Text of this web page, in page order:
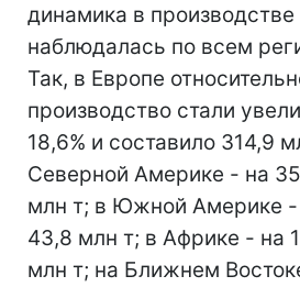
динамика в производстве
наблюдалась по всем
Так, в Европе
производство стали
18,6% и составило 314,9
Северной Америке - на
млн т; в Южной Америке -
43,8 млн т; в Африке - на
млн т; на Ближнем